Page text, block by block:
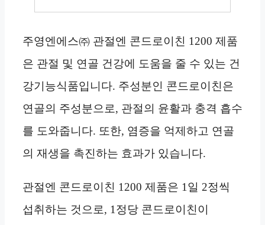
주영엔에스㈜ 관절엔 콘드로이친 1200 제품
은 관절 및 연골 건강에 도움을 줄 수 있는 건
강기능식품입니다. 주성분인 콘드로이친은
연골의 주성분으로, 관절의 윤활과 충격 흡수
를 도와줍니다. 또한, 염증을 억제하고 연골
의 재생을 촉진하는 효과가 있습니다.
관절엔 콘드로이친 1200 제품은 1일 2정씩
섭취하는 것으로, 1정당 콘드로이친이